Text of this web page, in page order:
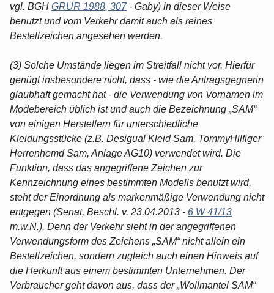
vgl. BGH GRUR 1988, 307- Gaby) in dieser Weise
benutzt und vom Verkehr damit auch als reines
Bestellzeichen angesehen werden.
(3) Solche Umstände liegen im Streitfall nicht vor. Hierfür
genügt insbesondere nicht, dass - wie die Antragsgegnerin
glaubhaft gemacht hat - die Verwendung von Vornamen im
Modebereich üblich ist und auch die Bezeichnung „SAM“
von einigen Herstellern für unterschiedliche
Kleidungsstücke (z.B. Desigual Kleid Sam, TommyHilfiger
Herrenhemd Sam, Anlage AG10) verwendet wird. Die
Funktion, dass das angegriffene Zeichen zur
Kennzeichnung eines bestimmten Modells benutzt wird,
steht der Einordnung als markenmäßige Verwendung nicht
entgegen (Senat, Beschl. v. 23.04.2013 - 6 W 41/13
m.w.N.). Denn der Verkehr sieht in der angegriffenen
Verwendungsform des Zeichens „SAM“ nicht allein ein
Bestellzeichen, sondern zugleich auch einen Hinweis auf
die Herkunft aus einem bestimmten Unternehmen. Der
Verbraucher geht davon aus, dass der „Wollmantel SAM“